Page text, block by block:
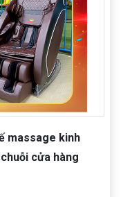
massage kinh
cửa hàng